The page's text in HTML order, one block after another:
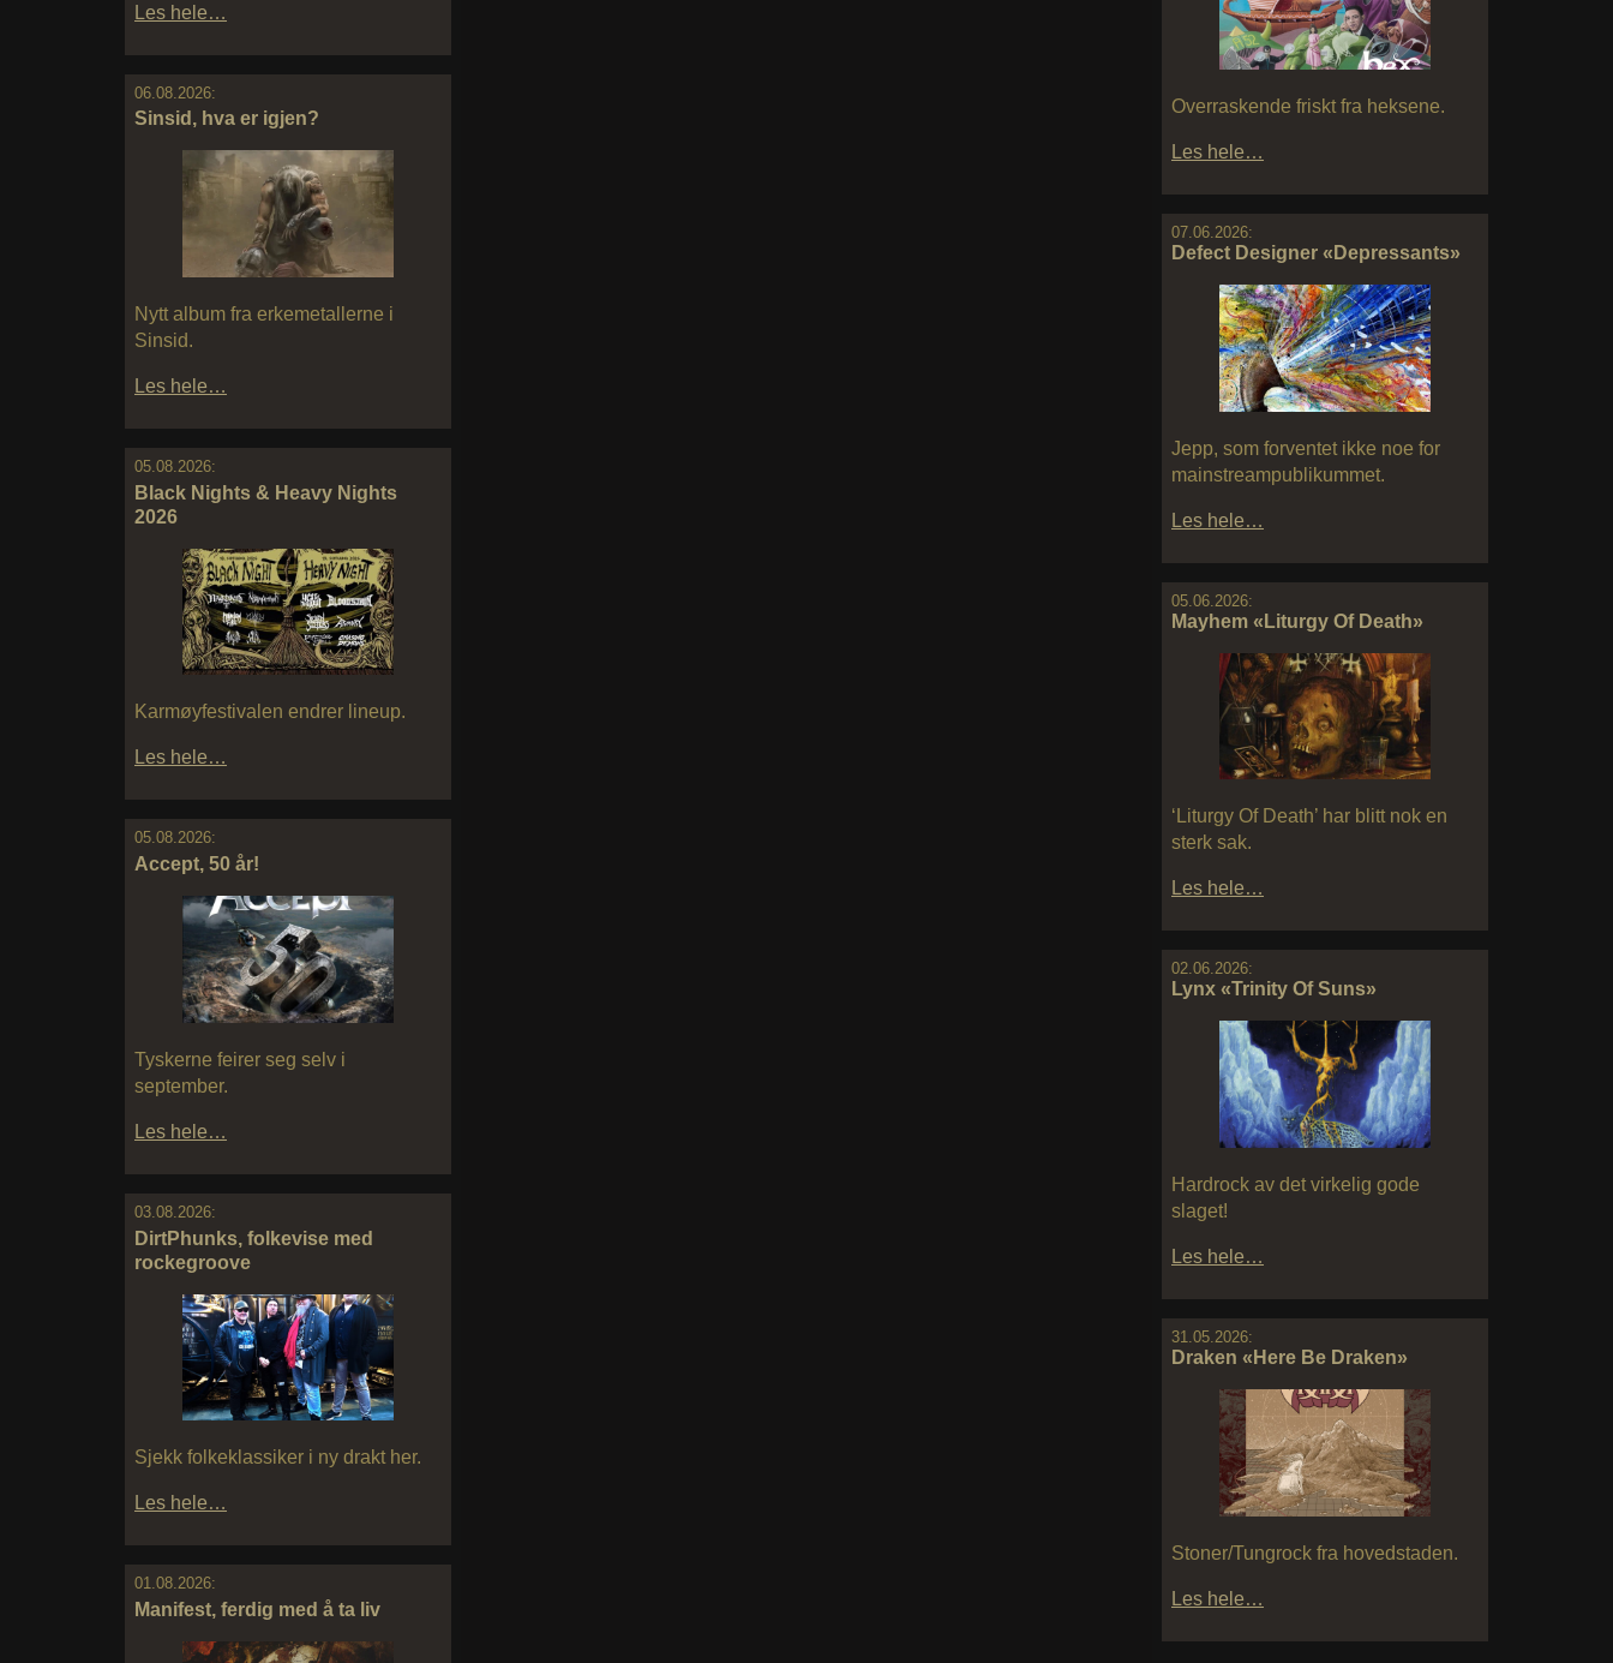
Les hele…
06.08.2026:
Sinsid, hva er igjen?
Nytt album fra erkemetallerne i
Sinsid.
Les hele…
05.08.2026:
Black Nights & Heavy Nights
2026
Karmøyfestivalen endrer lineup.
Les hele…
05.08.2026:
Accept, 50 år!
Tyskerne feirer seg selv i
september.
Les hele…
03.08.2026:
DirtPhunks, folkevise med
rockegroove
Sjekk folkeklassiker i ny drakt her.
Les hele…
01.08.2026:
Manifest, ferdig med å ta liv
Overraskende friskt fra heksene.
Les hele…
07.06.2026:
Defect Designer «Depressants»
Jepp, som forventet ikke noe for
mainstreampublikummet.
Les hele…
05.06.2026:
Mayhem «Liturgy Of Death»
‘Liturgy Of Death’ har blitt nok en
sterk sak.
Les hele…
02.06.2026:
Lynx «Trinity Of Suns»
Hardrock av det virkelig gode
slaget!
Les hele…
31.05.2026:
Draken «Here Be Draken»
Stoner/Tungrock fra hovedstaden.
Les hele…